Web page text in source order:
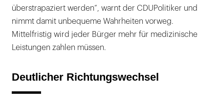
überstrapaziert werden“, warnt der CDUPolitiker und
nimmt damit unbequeme Wahrheiten vorweg.
Mittelfristig wird jeder Bürger mehr für medizinische
Leistungen zahlen müssen.
Deutlicher Richtungswechsel